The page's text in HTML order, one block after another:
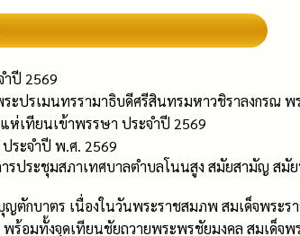
ปี 2569
ปรเมนทรรามาธิบดีศรีสินทรมหาวชิราลงกรณ พร
ห่เทียนเข้าพรรษา ประจำปี 2569
ระจำปี พ.ศ. 2569
รประชุมสภาเทศบาลตำบลโนนสูง สมัยสามัญ ส
กบาตร เนื่องในวันพระราชสมภพ สมเด็จพระร
พร้อมทั้งจุดเทียนชัยถวายพระพรชัยมงคล สมเด็